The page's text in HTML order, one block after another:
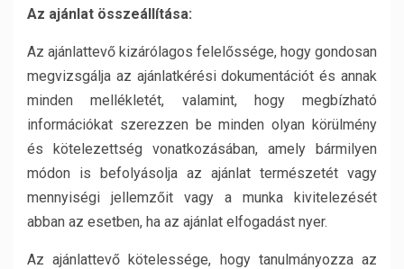
Az ajánlat összeállítása:
Az ajánlattevő kizárólagos felelőssége, hogy gondosan
megvizsgálja az ajánlatkérési dokumentációt és annak
minden mellékletét, valamint, hogy megbízható
információkat szerezzen be minden olyan körülmény
és kötelezettség vonatkozásában, amely bármilyen
módon is befolyásolja az ajánlat természetét vagy
mennyiségi jellemzőit vagy a munka kivitelezését
abban az esetben, ha az ajánlat elfogadást nyer.
Az ajánlattevő kötelessége, hogy tanulmányozza az